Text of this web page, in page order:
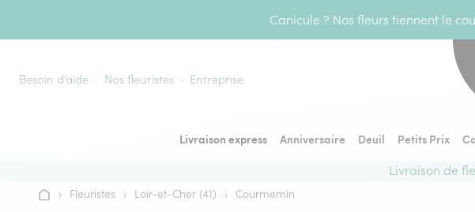
Canicule ? Nos fleurs tiennent le
Besoin d’aide Nos fleuristes Entreprise
Livraison express Anniversaire Deuil Petits Prix
Livraison de
Accueil
› Fleuristes › Loir-et-Cher (41) › Courmemin